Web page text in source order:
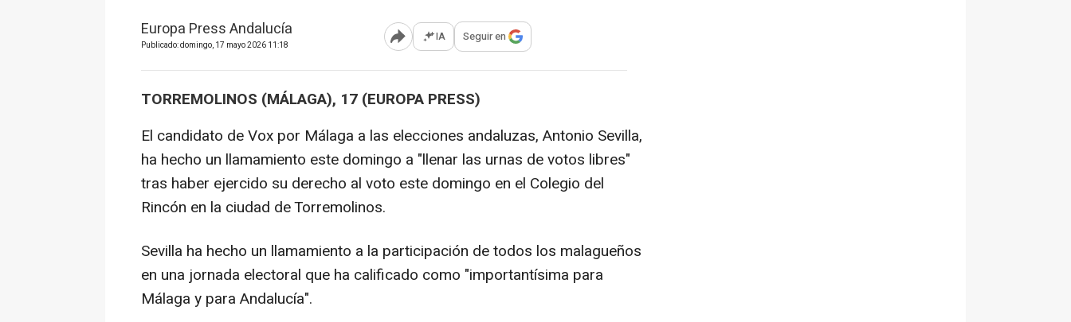
Europa Press Andalucía
Publicado: domingo, 17 mayo 2026 11:18 Abrir opciones para compartir
IA Seguir en
TORREMOLINOS (MÁLAGA), 17 (EUROPA PRESS)
El candidato de Vox por Málaga a las elecciones andaluzas, Antonio Sevilla,
ha hecho un llamamiento este domingo a "llenar las urnas de votos libres"
tras haber ejercido su derecho al voto este domingo en el Colegio del
Rincón en la ciudad de Torremolinos.
Sevilla ha hecho un llamamiento a la participación de todos los malagueños
en una jornada electoral que ha calificado como "importantísima para
Málaga y para Andalucía".